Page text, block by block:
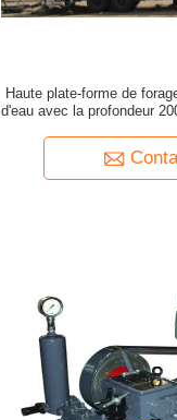
Haute plate-forme de
d'eau avec la profondeur